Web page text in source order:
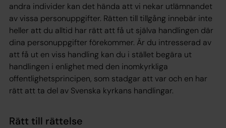
andra individer kan det hända att vi nekar utlämnandet
av vissa personuppgifter. Rätten till tillgång innebär inte
heller att du alltid har rätt att få ut själva handlingen där
dina personuppgifter förekommer. Är du intresserad av
att få ut en viss handling kan du i stället begära ut
handlingen i enlighet med den inomkyrkliga
offentlighetsprincipen, som stadgar att var och en har
rätt att ta del av Svenska kyrkans handlingar.
Rätt till rättelse